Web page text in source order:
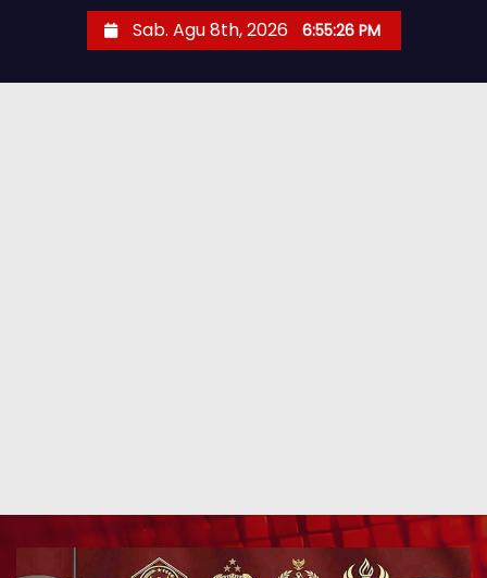
Sab. Agu 8th, 2026 6:55:27 PM